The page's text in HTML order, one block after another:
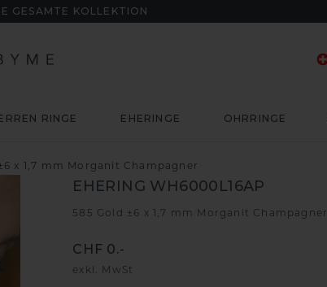
GESAMTE KOLLEKTION
RINGE EHERINGE OHRRINGE
x 1,7 mm Morganit Champagner
EHERING WH6000L16AP
585 Gold ±6 x 1,7 mm Morganit Champagner
CHF 0.-
exkl. MwSt